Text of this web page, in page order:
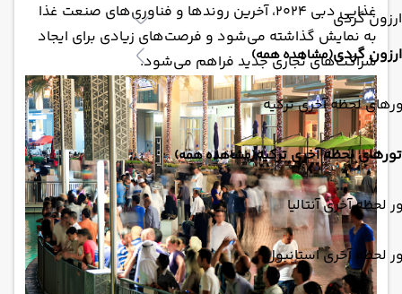
ارزون گردی
ارزون گردی(مشاهده همه)
لحظه آخری ترکیه
تورهای لحظه آخری ترکیه(مشاهده همه)
لحظه آخری آنتالیا
لحظه آخری استانبول
غذایی دبی 2024، آخرین روندها و فناوری‌های صنعت غذا
به نمایش گذاشته می‌شود و فرصت‌های زیادی برای ایجاد
شراکت‌های تجاری جدید فراهم می‌شود.